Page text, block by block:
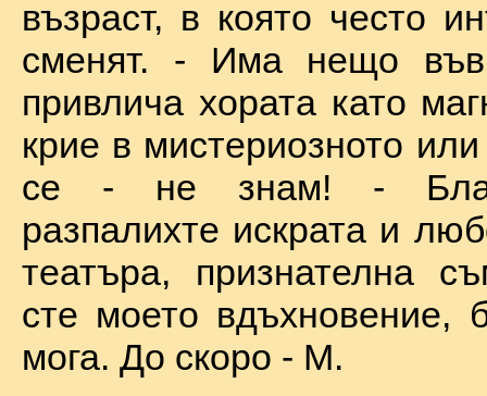
възраст, в която често
сменят. - Има нещо във
привлича хората като
крие в мистериозното
се - не знам! -
разпалихте искрата и
театъра, признателна
сте моето вдъхновение,
мога. До скоро - М.